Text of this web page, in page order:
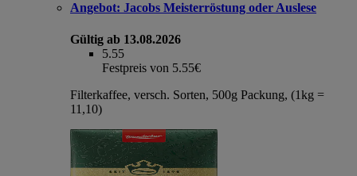
Angebot: Jacobs Meisterröstung oder Auslese
Gültig ab 13.08.2026
5.55
Festpreis von 5.55€
Filterkaffee, versch. Sorten, 500g Packung, (1kg =
11,10)